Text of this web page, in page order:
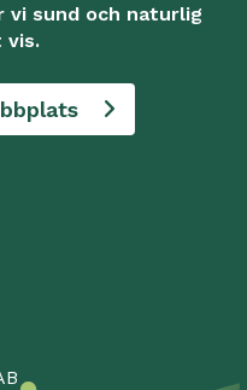
vi sund och naturlig
vis.